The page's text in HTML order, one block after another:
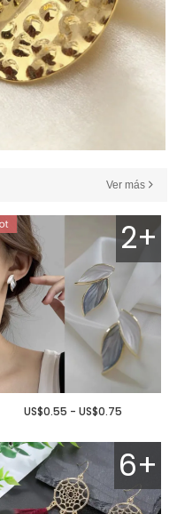
Ver más
2+
US$0.55 - US$0.75
6+